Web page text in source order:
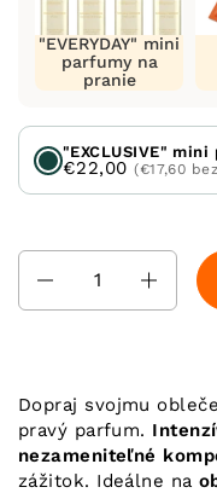
"EVERYDAY" mini
parfumy na
pranie
"EXCLUSIVE"
€22,00(€17,60
Dopraj svojmu
pravý parfum.
nezameniteľné
zážitok. Ideálne na